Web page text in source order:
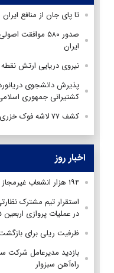
تا پای جان از منافع
صدور ۵۸۰
ایران
نیروی دریایی ارتش
کشتیرانی جمهوری
کشف ۷۷ لاشه فوک خزری در سواحل ایران طی یک سال گذشته
اخبار روز
۱۹۴ هزار انشعاب غیرمجاز از شبکه برق جمع‌آوری شد
استقرار تیم مشترک
در عملیات پروازی اربعین ۱۴۰۵
ظرفیت ریلی برای
بازدید مدیرعامل شرکت
راه‌آهن سبزوار